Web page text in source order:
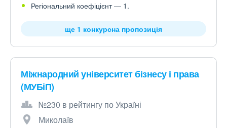
Регіональний коефіцієнт — 1.
ще 1 конкурсна пропозиція
Міжнародний університет бізнесу і права
(МУБіП)
№230 в рейтингу по Україні
Миколаїв